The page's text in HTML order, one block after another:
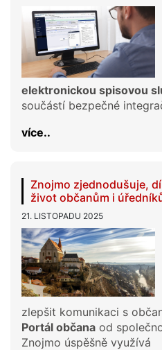
elektronickou spisovou
součástí bezpečné
více..
Znojmo zjednodušuje,
život občanům i
21. LISTOPADU 2025
zlepšit komunikaci s
Portál občana od
Znojmo úspěšně využívá